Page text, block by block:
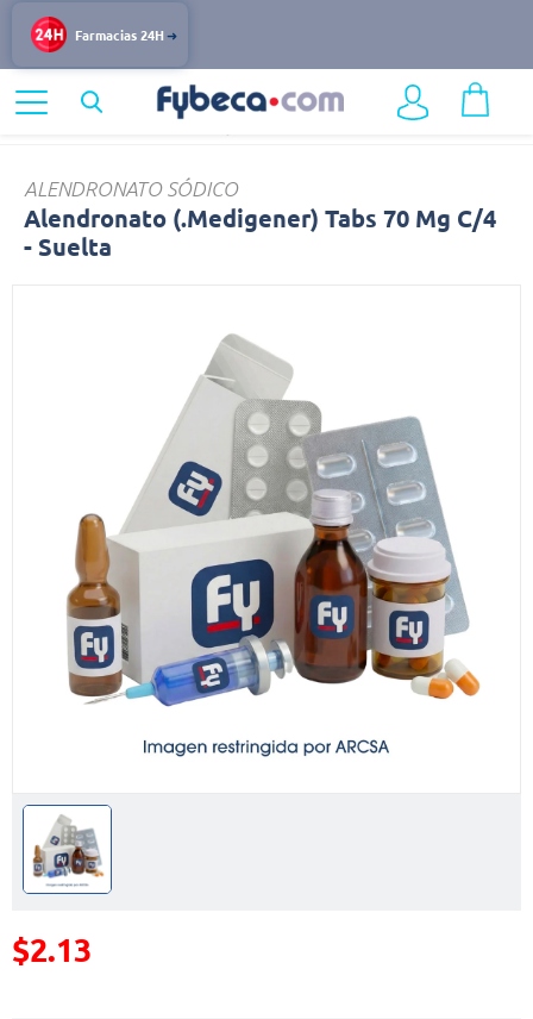
Farmacias 24H
Huesos y Articulaciones Alendronato
ALENDRONATO SÓDICO
Alendronato (.Medigener) Tabs 70 Mg C/4
- Suelta
$2.13